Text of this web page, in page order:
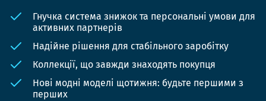
Гнучка система знижок та персональні умови для
активних партнерів
Надійне рішення для стабільного заробітку
Коллекції, що завжди знаходять покупця
Нові модні моделі щотижня: будьте першими з
перших